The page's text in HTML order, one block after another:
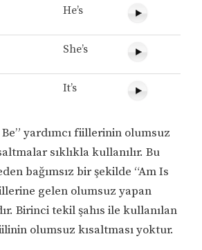
He’s
She’s
It’s
Be” yardımcı fiillerinin olumsuz
sıklıkla kullanılır. Bu
bağımsız bir şekilde “Am Is
gelen olumsuz yapan
Birinci tekil şahıs ile kullanılan
olumsuz kısaltması yoktur.